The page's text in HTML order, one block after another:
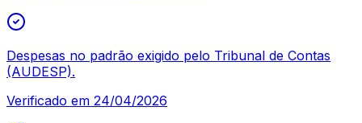
Despesas no padrão exigido pelo Tribunal de Contas
(AUDESP).
Verificado em 24/04/2026